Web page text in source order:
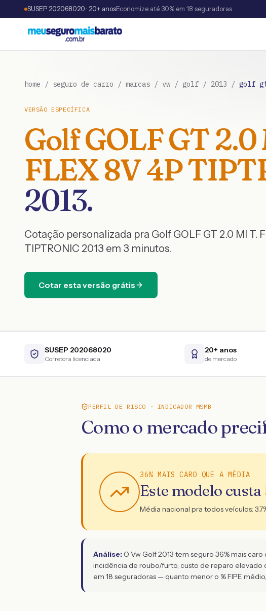
SUSEP 202068020 · 20+ anosEconomize até 30% em 18 seguradoras
home / seguro de carro / marcas / vw / golf / 2013 / golf
VERSÃO ESPECÍFICA
GolfGOLF GT 2.0
FLEX 8V 4P
2013.
Cotação personalizada pra Golf GOLF GT 2.0 MI T.
TIPTRONIC 2013 em 3 minutos.
Cotar esta versão grátis
SUSEP 202068020
Corretora licenciada
20+ anos
de mercado
PERFIL DE RISCO · INDICADOR MSMB
Como o mercado
36% MAIS CARO QUE A MÉDIA
Este modelo custa
Média nacional pra todos veículos: 3.7
Análise: O Vw Golf 2013 tem seguro 36% mais
incidência de roubo/furto, custo de reparo elevado
em 18 seguradoras — quanto menor o % FIPE